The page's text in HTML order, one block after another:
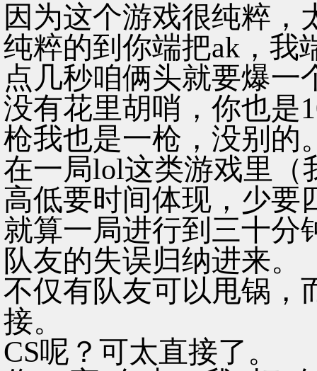
因为这个游戏很纯粹，
纯粹的到你端把ak，我
点几秒咱俩头就要爆一
没有花里胡哨，你也是
枪我也是一枪，没别的
在一局lol这类游戏里（
高低要时间体现，少要
就算一局进行到三十分
队友的失误归纳进来。
不仅有队友可以甩锅，
接。
CS呢？可太直接了。